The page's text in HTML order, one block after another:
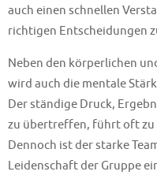
auch einen schnellen
richtigen Entscheidungen
Neben den körperlichen
wird auch die mentale
Der ständige Druck,
zu übertreffen, führt oft zu
Dennoch ist der starke
Leidenschaft der Gruppe